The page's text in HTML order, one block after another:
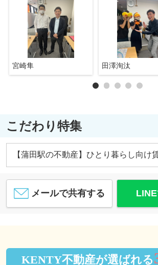
宮崎隼 田澤洵汰
こだわり特集
【蒲田駅の不動産】ひとり暮らし向け
メールで共有する
KENTY不動産が選ばれる